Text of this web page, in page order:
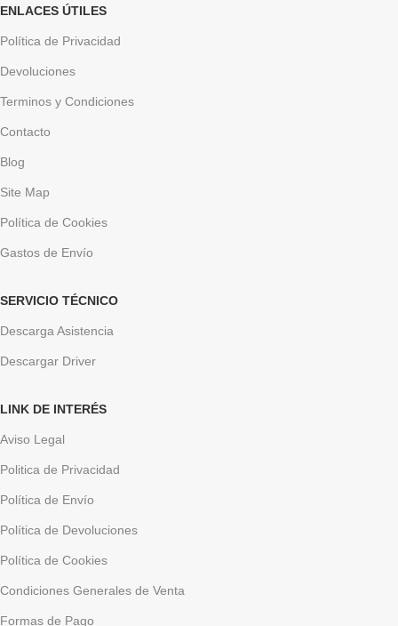
ENLACES ÚTILES
Política de Privacidad
Devoluciones
Terminos y Condiciones
Contacto
Blog
Site Map
Política de Cookies
Gastos de Envío
SERVICIO TÉCNICO
Descarga Asistencia
Descargar Driver
LINK DE INTERÉS
Aviso Legal
Politica de Privacidad
Política de Envío
Política de Devoluciones
Política de Cookies
Condiciones Generales de Venta
Formas de Pago